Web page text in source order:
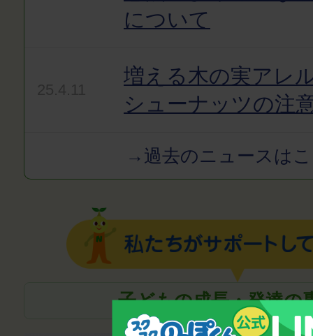
について
増える木の実アレ
シューナッツの注
→過去のニュースは
子どもの成長・発達の